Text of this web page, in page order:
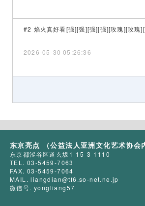
#2 焰火真好看[强][强][强][强][玫瑰][玫瑰
2026-05-30 05:26:36
东京亮点 （公益法人亚洲文化艺术协会
东京都涩谷区道玄坂1-15-3-1110
TEL. 03-5459-7063
FAX. 03-5459-7064
MAIL. liangdian@tf6.so-net.ne.jp
微信号. yongliang57